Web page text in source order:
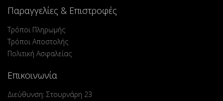
Παραγγελίες & Επιστροφές
Τρόποι Πληρωμής
Τρόποι Αποστολής
Πολιτική Ασφαλείας
Επικοινωνία
Διεύθυνση: Στουρνάρη 23